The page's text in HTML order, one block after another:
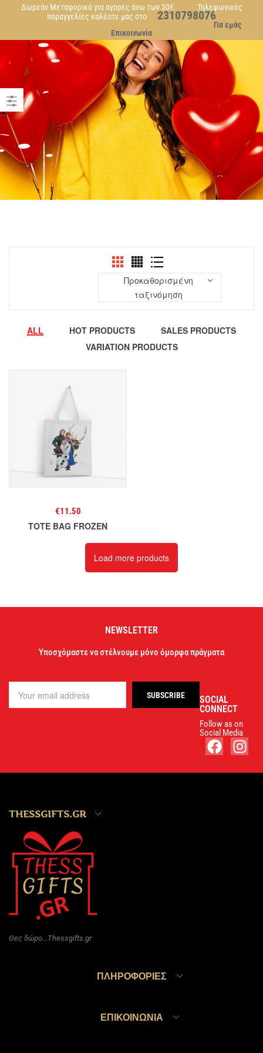
Δωρεάν Μεταφορικά για αγορές άνω των 30€. Τηλεφωνικές
παραγγελίες καλέστε μας στο 2310798076
Για εμάς
Επικοινωνία
TOTE
Προκαθορισμένη
ταξινόμηση
ALL HOT PRODUCTS
SALES PRODUCTS
VARIATION PRODUCTS
TOTE BAG FROZEN
€11.50
Load more products
NEWSLETTER
Υποσχόμαστε να στέλνουμε μόνο όμορφα πράγματα
SOCIAL
CONNECT
Follow as on
Social Media
THESSGIFTS.GR
Θες δώρο...Thessgifts.gr
ΠΛΗΡΟΦΟΡΊΕΣ
ΕΠΙΚΟΙΝΩΝΊΑ